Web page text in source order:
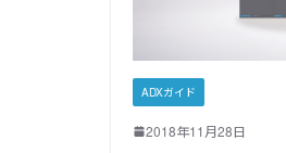
ADXガイド
2018年11月28日